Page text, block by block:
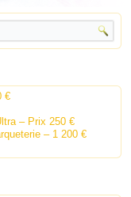
€
– Prix 250 €
– 1 200 €